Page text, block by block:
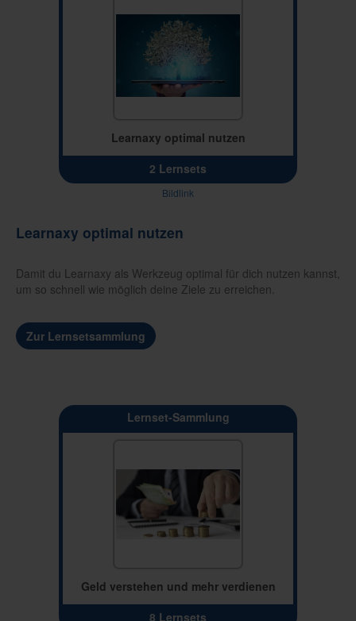
Learnaxy optimal nutzen
2 Lernsets
Bildlink
Learnaxy optimal nutzen
Damit du Learnaxy als Werkzeug optimal für dich nutzen kannst,
um so schnell wie möglich deine Ziele zu erreichen.
Zur Lernsetsammlung
Lernset-Sammlung
Geld verstehen und mehr verdienen
8 Lernsets